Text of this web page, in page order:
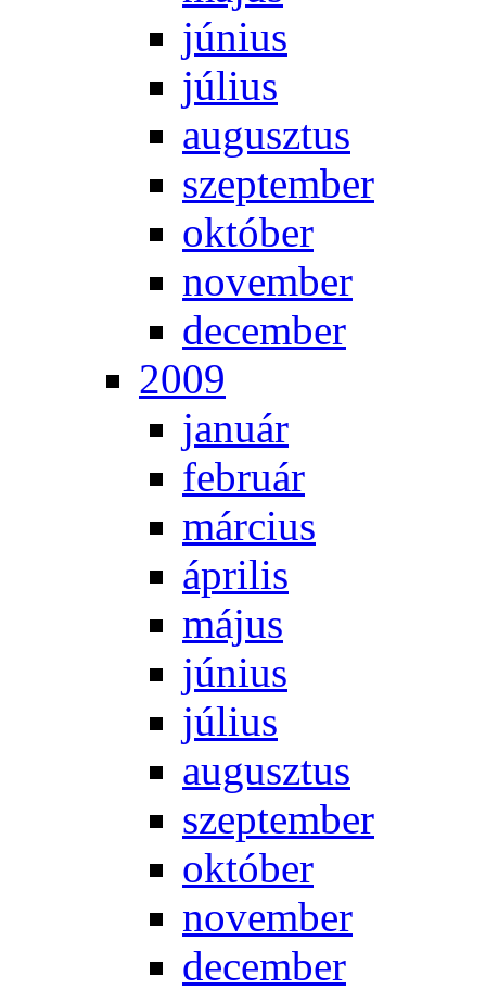
jú­ni­us
jú­li­us
au­gusz­tus
szep­tem­ber
ok­tó­ber
no­vem­ber
de­cem­ber
2009
ja­nu­ár
feb­ru­ár
már­ci­us
áp­ri­lis
má­jus
jú­ni­us
jú­li­us
au­gusz­tus
szep­tem­ber
ok­tó­ber
no­vem­ber
de­cem­ber